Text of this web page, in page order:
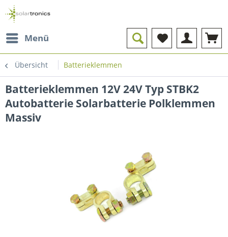
Menü
Übersicht Batterieklemmen
Batterieklemmen 12V 24V Typ STBK2
Autobatterie Solarbatterie Polklemmen
Massiv